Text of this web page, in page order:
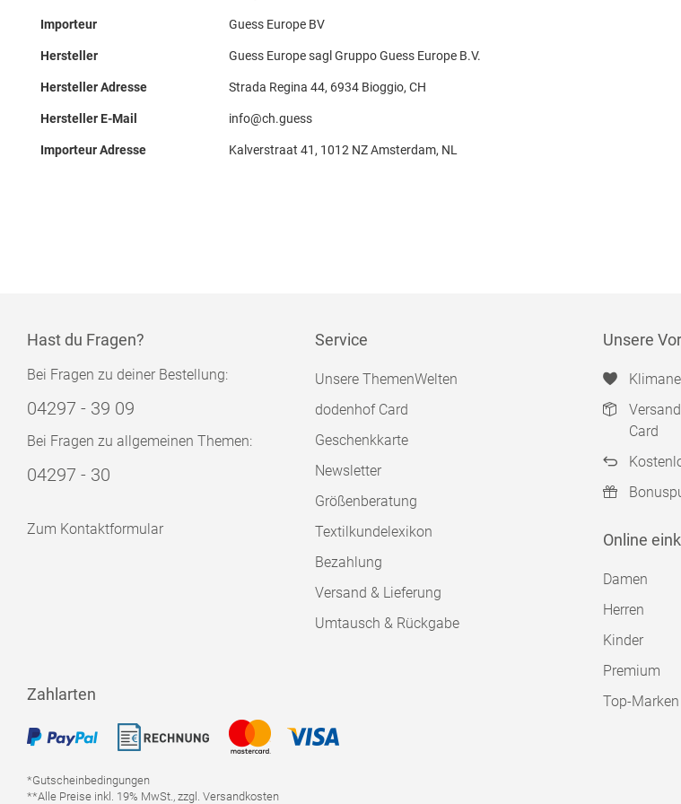
Importeur Guess Europe BV
Hersteller Guess Europe sagl Gruppo Guess Europe B.V.
Hersteller Adresse Strada Regina 44, 6934 Bioggio, CH
Hersteller E-Mail info@ch.guess
Importeur Adresse Kalverstraat 41, 1012 NZ Amsterdam, NL
Hast du Fragen?
Bei Fragen zu deiner Bestellung:
04297 - 39 09
Bei Fragen zu allgemeinen Themen:
04297 - 30
Zum Kontaktformular
Service
Unsere ThemenWelten
dodenhof Card
Geschenkkarte
Newsletter
Größenberatung
Textilkundelexikon
Bezahlung
Versand & Lieferung
Umtausch & Rückgabe
Unsere
Card
Online
Damen
Herren
Kinder
Premium
Top-Marken
Zahlarten
*Gutscheinbedingungen
**Alle Preise inkl. 19% MwSt., zzgl. Versandkosten